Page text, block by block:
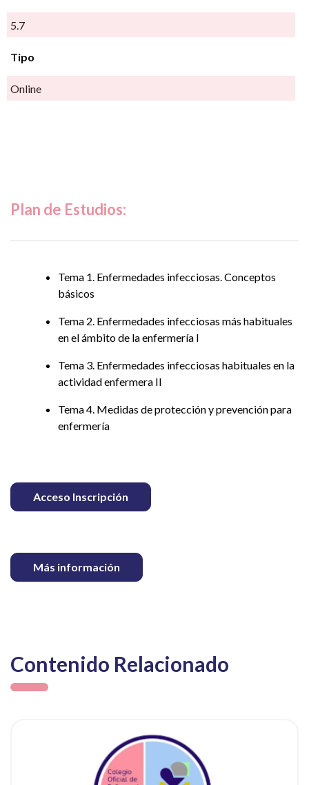
5.7
Tipo
Online
Plan de Estudios:
Tema 1. Enfermedades infecciosas. Conceptos
básicos
Tema 2. Enfermedades infecciosas más habituales
en el ámbito de la enfermería I
Tema 3. Enfermedades infecciosas habituales en la
actividad enfermera II
Tema 4. Medidas de protección y prevención para
enfermería
Acceso Inscripción
Más información
Contenido Relacionado